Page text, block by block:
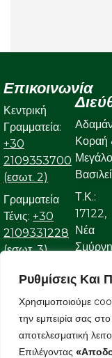
Ρυθμίσεις Και
Χρησιμοποιούμε
την εμπειρία σας
αποτελεσματική
Επιλέγοντας
Επικοινωνία
Κεντρική
Γραμματεία:
+30
2109353700
(εσωτ. 2)
Γραμματεία
Τένις: +30
2109331228
(εσωτ. 3)
Γραμματεία
Κολυμβητικού:
+30
2109323632
Κοραή
Τ.Κ.:
17122,
Νέα
Σμύρνη